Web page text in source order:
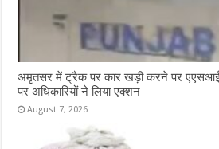
अमृतसर में ट्रैक पर कार खड़ी करने पर एएसआई
पर अधिकारियों ने लिया एक्शन
August 7, 2026